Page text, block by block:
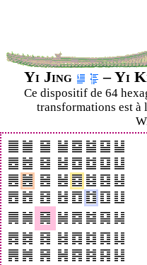
Yi Jing – Yi
Ce dispositif de 64
transformations est à